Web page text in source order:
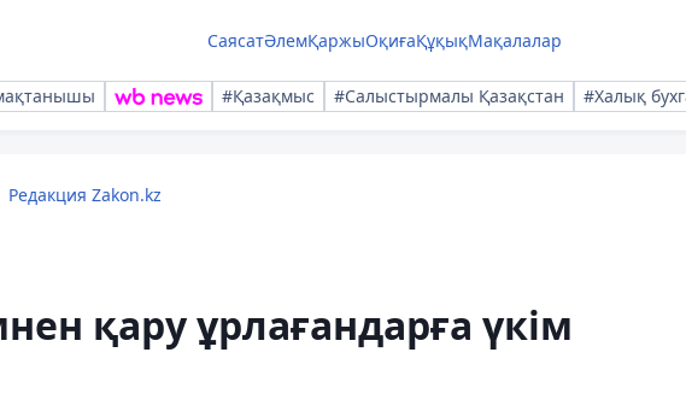
СаясатӘлемҚаржыОқиғаҚұқықМақалалар
#Қазақмыс #Салыстырмалы Қазақстан #Халық
Редакция Zakon.kz
қару ұрлағандарға үкім